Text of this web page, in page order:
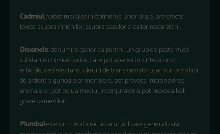
Cadmiul, folosit mai ales in obtinerea unor aliaje, are efecte
toxice asupra rinichilor, asupra oaselor si cailor respiratorii.
Dioxinele, denumire generica pentru un grup de peste 75 de
substante chimice toxice, care pot aparea in sinteza unor
erbicide, dezinfectanti, uleiuri de transformator, dar si in instalatii
de ardere a gunoaielor menajere, pot provoca imbolnavirea
animalelor, pot polua mediul inconjurator si pot provoca boli
grave oamenilor.
Plumbuleste un metal toxic a carui utilizare generalizata